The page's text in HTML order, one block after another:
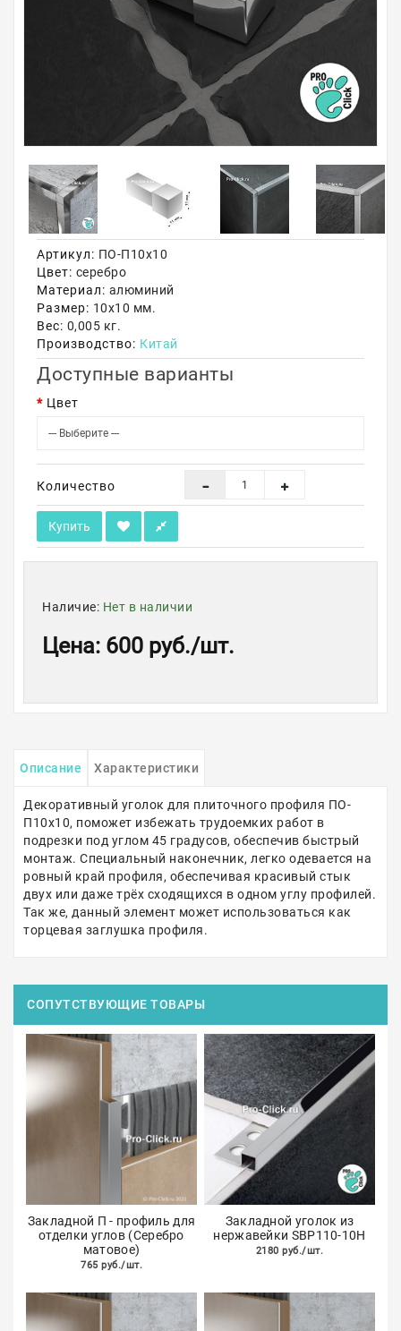
Садовая мебель
Акции
Артикул: ПО-П10х10
Цвет: серебро
Материал: алюминий
Размер: 10х10 мм.
Вес: 0,005 кг.
Производство: Китай
Доступные варианты
Цвет
Количество
Купить
Наличие: Нет в наличии
Цена: 600 руб./шт.
Описание Характеристики
Декоративный уголок для плиточного профиля ПО-
П10х10, поможет избежать трудоемких работ в
подрезки под углом 45 градусов, обеспечив быстрый
монтаж. Специальный наконечник, легко одевается на
ровный край профиля, обеспечивая красивый стык
двух или даже трёх сходящихся в одном углу профилей.
Так же, данный элемент может использоваться как
торцевая заглушка профиля.
СОПУТСТВУЮЩИЕ ТОВАРЫ
Закладной П - профиль для
отделки углов (Серебро
матовое)
765 руб./шт.
Закладной уголок из
нержавейки SBP110-10H
2180 руб./шт.